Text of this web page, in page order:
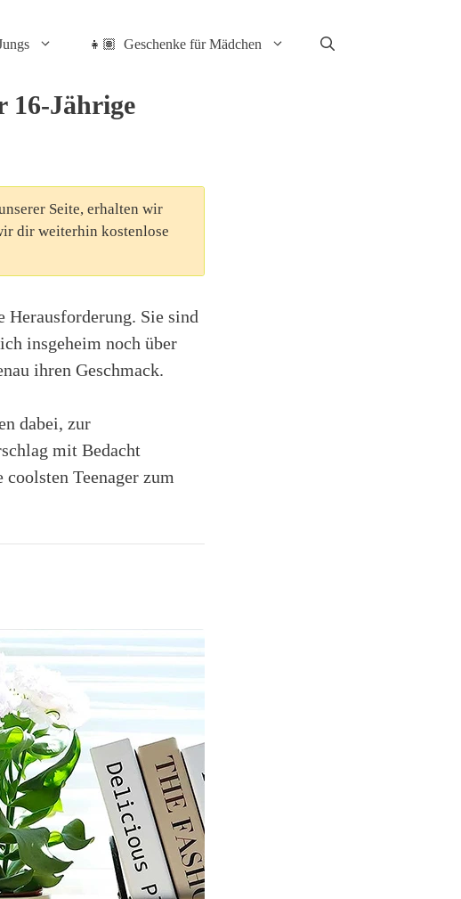
👧🏽 Geschenke für Mädchen
16-Jährige
Seite, erhalten wir
dir weiterhin kostenlose
Herausforderung. Sie sind
insgeheim noch über
ihren Geschmack.
dabei, zur
mit Bedacht
Teenager zum